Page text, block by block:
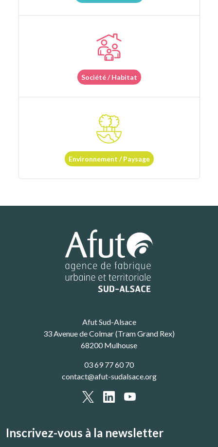
Société / Habitat
Environnement / Paysage
Afut Sud-Alsace
33 Avenue de Colmar (Tram Grand Rex)
68200 Mulhouse
03 69 77 60 70
contact@afut-sudalsace.org
Inscrivez-vous à la newsletter